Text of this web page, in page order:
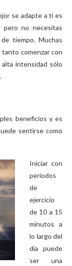
se adapte a ti es
pero no necesitas
tiempo. Muchas
comenzar con
intensidad sólo
beneficios y es
sentirse como
Iniciar con
periodos
de
ejercicio
de 10 a 15
minutos a
lo largo del
día puede
ser una